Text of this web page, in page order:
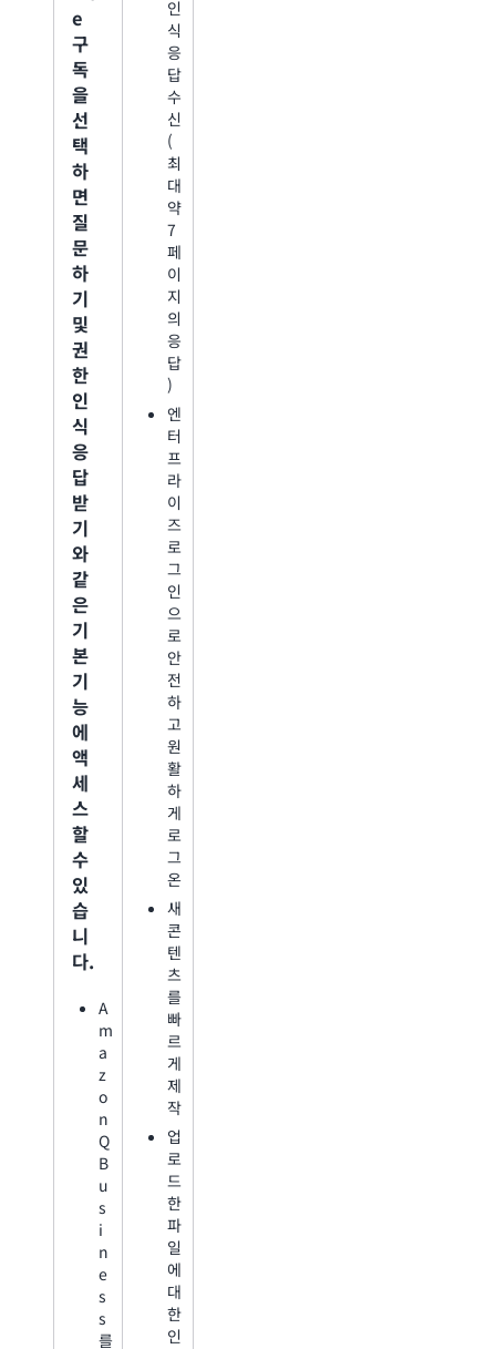
e
구
독
을
선
택
하
면
질
문
하
기
및
권
한
인
식
응
답
받
기
와
같
은
기
본
기
능
에
액
세
스
할
수
있
습
니
다.
A
m
a
z
o
n
Q
B
u
s
i
n
e
s
s
를
인
식
응
답
수
신
(
최
대
약
7
페
이
지
의
응
답
)
엔
터
프
라
이
즈
로
그
인
으
로
안
전
하
고
원
활
하
게
로
그
온
새
콘
텐
츠
를
빠
르
게
제
작
업
로
드
한
파
일
에
대
한
인